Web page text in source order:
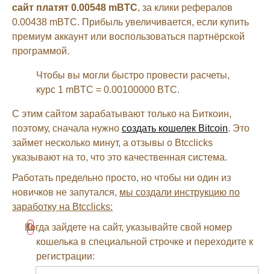
сайт платят 0.00548 mBTC, за клики рефералов
0.00438 mBTC. Прибыль увеличивается, если купить
премиум аккаунт или воспользоваться партнёрской
программой.
Чтобы вы могли быстро провести расчеты,
курс 1 mBTC = 0.00100000 BTC.
С этим сайтом зарабатывают только на Биткоин,
поэтому, сначала нужно создать кошелек Bitcoin. Это
займет несколько минут, а отзывы о Btcclicks
указывают на то, что это качественная система.
Работать предельно просто, но чтобы ни один из
новичков не запутался, мы создали инструкцию по
заработку на Btcclicks:
Когда зайдете на сайт, указывайте свой номер
кошелька в специальной строчке и переходите к
регистрации: